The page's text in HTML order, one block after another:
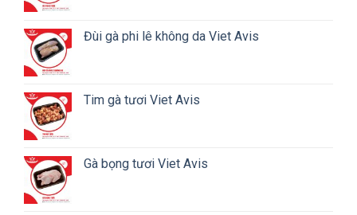
Đùi gà phi lê không da Viet Avis
Tim gà tươi Viet Avis
Gà bọng tươi Viet Avis